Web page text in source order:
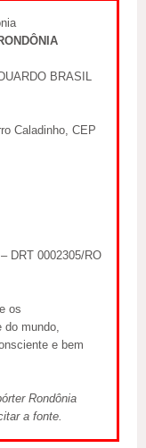
BRASIL
Caladinho, CEP
DRT 0002305/RO
os
do mundo,
e bem
Rondônia
a fonte.